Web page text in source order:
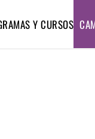
Y CURSOS